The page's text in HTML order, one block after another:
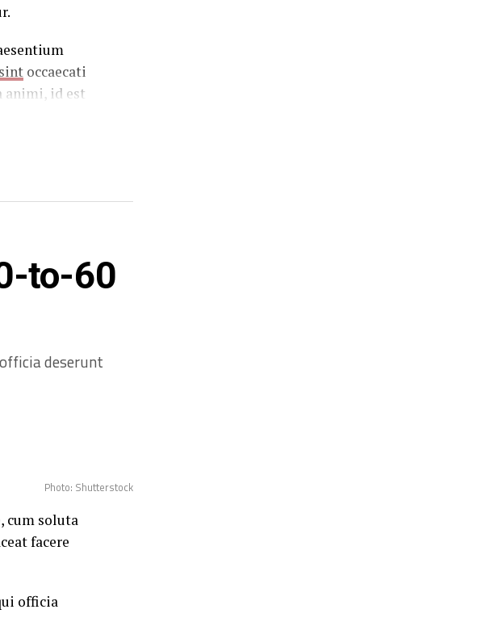
occaecati
id est
molestiae
hic
aut
incididunt
quia
soluta
facere
to-60
deserunt
Photo: Shutterstock
cum soluta
facere
officia